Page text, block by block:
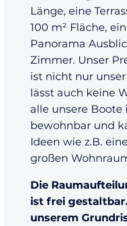
Länge, eine
100 m² Fläche,
Panorama
Zimmer. Unser
ist nicht nur
lässt auch keine
alle unsere Boote
bewohnbar und
Ideen wie z.B.
großen
Die
ist frei
unserem